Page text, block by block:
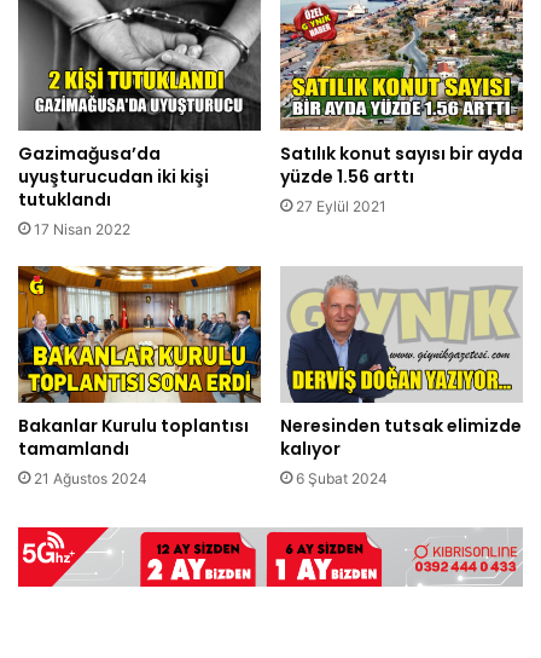
Gazimağusa’da
uyuşturucudan iki kişi
tutuklandı
17 Nisan 2022
Satılık konut sayısı bir ayda
yüzde 1.56 arttı
27 Eylül 2021
Bakanlar Kurulu toplantısı
tamamlandı
21 Ağustos 2024
Neresinden tutsak elimizde
kalıyor
6 Şubat 2024